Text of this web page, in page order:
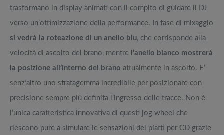
trasformano in display animati con il compito di guidare il DJ
verso un’ottimizzazione della performance. In fase di mixaggio
si vedrà la roteazione di un anello blu, che corrisponde alla
velocità di ascolto del brano, mentre
l’anello bianco mostrerà
la posizione all’interno del brano attualmente in ascolto. E’
senz’altro uno stratagemma incredibile per posizionare con
precisione sempre più definita l’ingresso delle tracce. Non è
l’unica caratteristica innovativa di questi jog wheel che
riescono pure a simulare le sensazioni dei piatti per CD grazie